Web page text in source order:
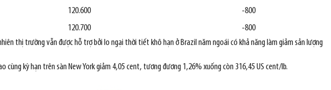
120.600
-800
120.700
-800
thị trường vẫn được hỗ trợ bởi lo ngại thời tiết khô hạn ở Brazil năm ngoái có khả năng làm giảm sản lượng
kỳ hạn trên sàn New York giảm 4,05 cent, tương đương 1,26% xuống còn 316,45 US cent/lb.